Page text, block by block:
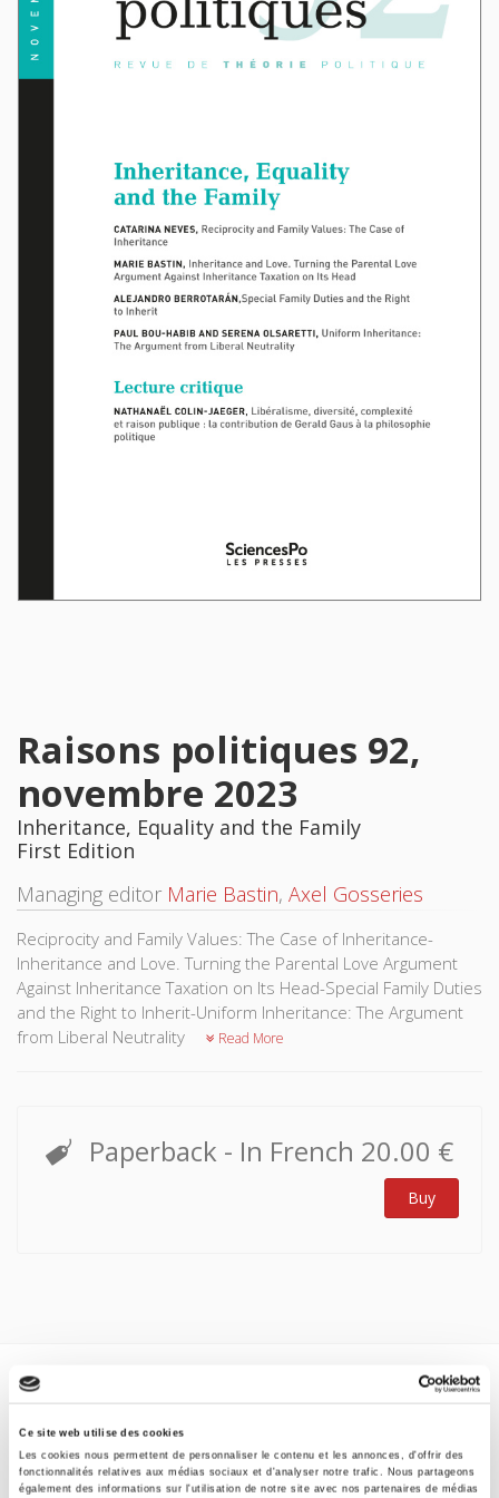
Ce site web utilise des cookies
Les cookies nous permettent de personnaliser le contenu et les annonces, d'offrir des
fonctionnalités relatives aux médias sociaux et d'analyser notre trafic. Nous partageons
également des informations sur l'utilisation de notre site avec nos partenaires de médias
Raisons politiques 92,
novembre 2023
Inheritance, Equality and the Family
First Edition
Managing editor Marie Bastin, Axel Gosseries
Reciprocity and Family Values: The Case of Inheritance-
Inheritance and Love. Turning the Parental Love Argument
Against Inheritance Taxation on Its Head-Special Family Duties
and the Right to Inherit-Uniform Inheritance: The Argument
from Liberal Neutrality
Read More
Paperback - In French 20.00 €
Buy
Specifications
Formats